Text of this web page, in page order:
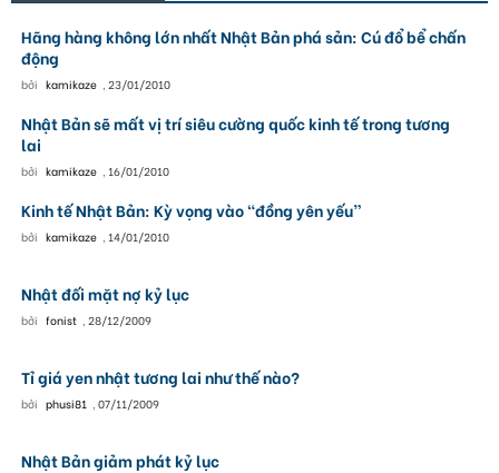
Hãng hàng không lớn nhất Nhật Bản phá sản: Cú đổ bể chấn
động
bởi kamikaze , 23/01/2010
Nhật Bản sẽ mất vị trí siêu cường quốc kinh tế trong tương
lai
bởi kamikaze , 16/01/2010
Kinh tế Nhật Bản: Kỳ vọng vào “đồng yên yếu”
bởi kamikaze , 14/01/2010
Nhật đối mặt nợ kỷ lục
bởi fonist , 28/12/2009
Tỉ giá yen nhật tương lai như thế nào?
bởi phusi81 , 07/11/2009
Nhật Bản giảm phát kỷ lục